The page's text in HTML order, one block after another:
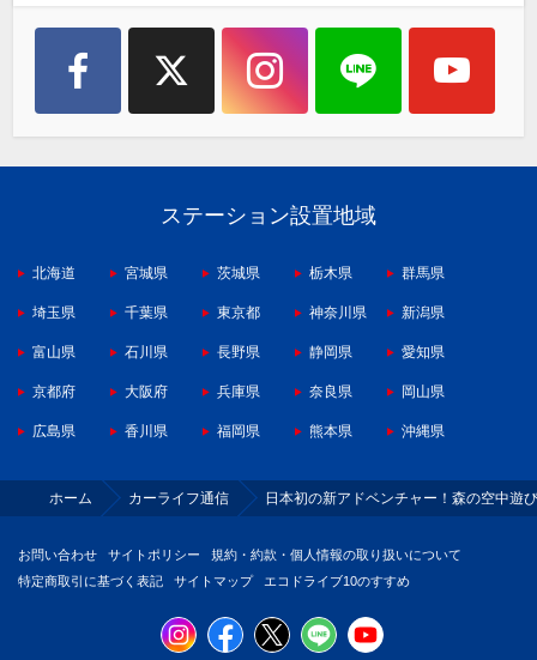
ステーション設置地域
北海道 宮城県 茨城県 栃木県 群馬県
埼玉県 千葉県 東京都 神奈川県 新潟県
富山県 石川県 長野県 静岡県 愛知県
京都府 大阪府 兵庫県 奈良県 岡山県
広島県 香川県 福岡県 熊本県 沖縄県
ホーム カーライフ通信 日本初の新アドベンチャー！森の空中遊
お問い合わせ サイトポリシー
規約・約款・個人情報の取り扱いについて
特定商取引に基づく表記
サイトマップ エコドライブ10のすすめ